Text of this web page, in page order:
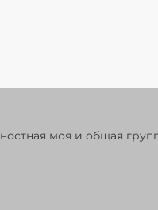
моя и общая